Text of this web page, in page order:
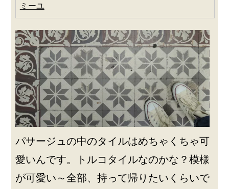
ミーユ
パサージュの中のタイルはめちゃくちゃ可
愛いんです。トルコタイルなのかな？模様
が可愛い～全部、持って帰りたいくらいで